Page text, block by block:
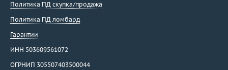
Политика ПД скупка/продажа
Политика ПД ломбард
Гарантии
ИНН 503609561072
ОГРНИП 305507403500044